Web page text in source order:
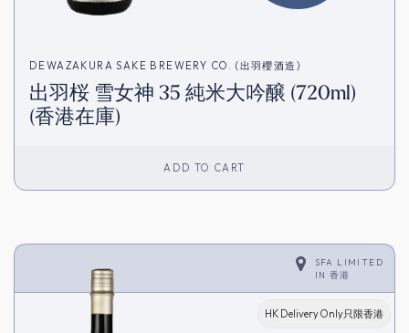
DEWAZAKURA SAKE BREWERY CO. (出羽櫻酒造)
出羽桜 雪女神 35 純米大吟醸 (720ml)
(香港在庫)
ADD TO CART
SFA LIMITED
IN 香港
HK Delivery Only只限香港